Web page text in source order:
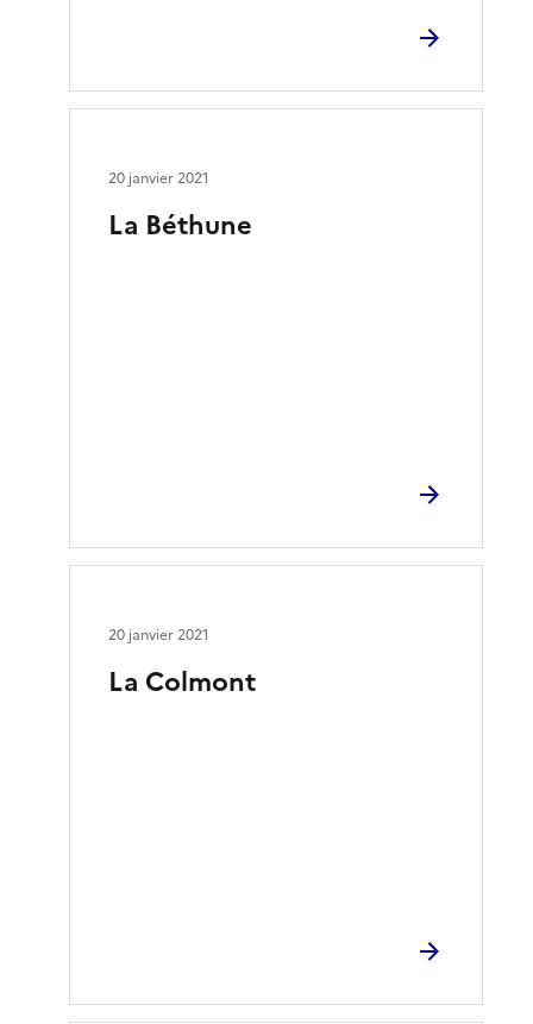
La Béthune
20 janvier 2021
La Colmont
20 janvier 2021